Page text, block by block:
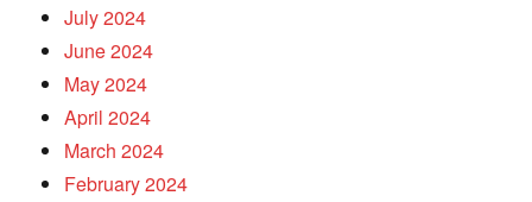
July 2024
June 2024
May 2024
April 2024
March 2024
February 2024